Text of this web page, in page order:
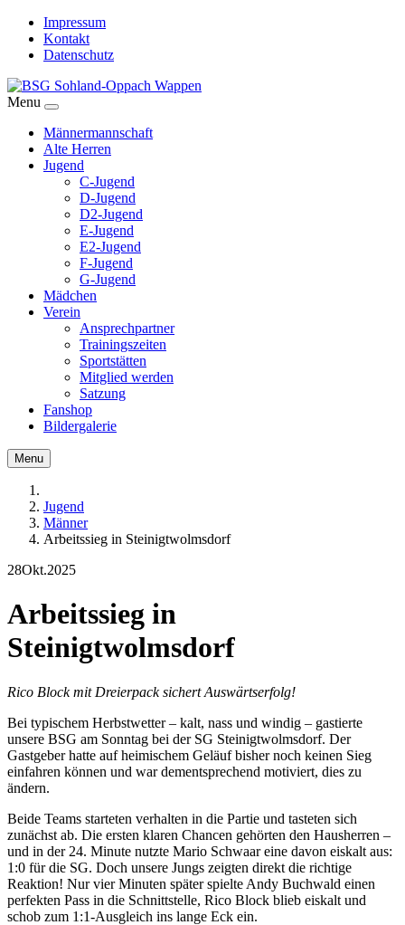
Impressum
Kontakt
Datenschutz
Menu
Männermannschaft
Alte Herren
Jugend
C-Jugend
D-Jugend
D2-Jugend
E-Jugend
E2-Jugend
F-Jugend
G-Jugend
Mädchen
Verein
Ansprechpartner
Trainingszeiten
Sportstätten
Mitglied werden
Satzung
Fanshop
Bildergalerie
Menu
Jugend
Männer
Arbeitssieg in Steinigtwolmsdorf
28Okt.2025
Arbeitssieg in
Steinigtwolmsdorf
Rico Block mit Dreierpack sichert Auswärtserfolg!
Bei typischem Herbstwetter – kalt, nass und windig – gastierte
unsere BSG am Sonntag bei der SG Steinigtwolmsdorf. Der
Gastgeber hatte auf heimischem Geläuf bisher noch keinen Sieg
einfahren können und war dementsprechend motiviert, dies zu
ändern.
Beide Teams starteten verhalten in die Partie und tasteten sich
zunächst ab. Die ersten klaren Chancen gehörten den Hausherren –
und in der 24. Minute nutzte Mario Schwaar eine davon eiskalt aus:
1:0 für die SG. Doch unsere Jungs zeigten direkt die richtige
Reaktion! Nur vier Minuten später spielte Andy Buchwald einen
perfekten Pass in die Schnittstelle, Rico Block blieb eiskalt und
schob zum 1:1-Ausgleich ins lange Eck ein.